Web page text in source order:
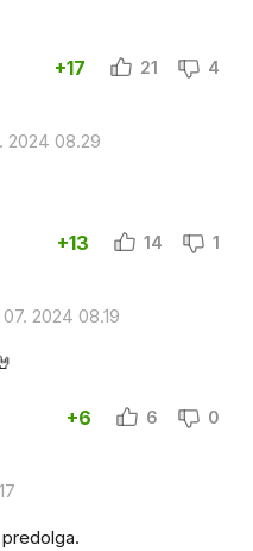
+17 21 4
2024 08.29
+13 14 1
07. 2024 08.19
+6 6 0